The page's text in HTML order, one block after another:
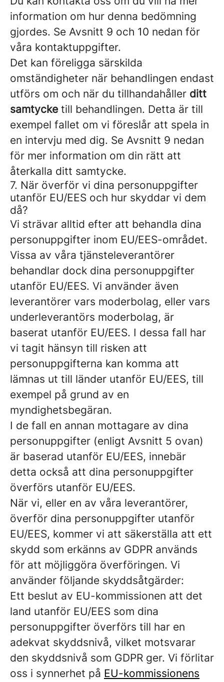
information om hur denna bedömning
gjordes. Se Avsnitt 9 och 10 nedan för
våra kontaktuppgifter.
Det kan föreligga särskilda
omständigheter när behandlingen endast
utförs om och när du tillhandahåller ditt
samtycke till behandlingen. Detta är till
exempel fallet om vi föreslår att spela in
en intervju med dig. Se Avsnitt 9 nedan
för mer information om din rätt att
återkalla ditt samtycke.
7. När överför vi dina personuppgifter
utanför EU/EES och hur skyddar vi dem
då?
Vi strävar alltid efter att behandla dina
personuppgifter inom EU/EES-området.
Vissa av våra tjänsteleverantörer
behandlar dock dina personuppgifter
utanför EU/EES. Vi använder även
leverantörer vars moderbolag, eller vars
underleverantörs moderbolag, är
baserat utanför EU/EES. I dessa fall har
vi tagit hänsyn till risken att
personuppgifterna kan komma att
lämnas ut till länder utanför EU/EES, till
exempel på grund av en
myndighetsbegäran.
I de fall en annan mottagare av dina
personuppgifter (enligt Avsnitt 5 ovan)
är baserad utanför EU/EES, innebär
detta också att dina personuppgifter
överförs utanför EU/EES.
När vi, eller en av våra leverantörer,
överför dina personuppgifter utanför
EU/EES, kommer vi att säkerställa att ett
skydd som erkänns av GDPR används
för att möjliggöra överföringen. Vi
använder följande skyddsåtgärder:
Ett beslut av EU-kommissionen att det
land utanför EU/EES som dina
personuppgifter överförs till har en
adekvat skyddsnivå, vilket motsvarar
den skyddsnivå som GDPR ger. Vi förlitar
oss i synnerhet på EU-kommissionens